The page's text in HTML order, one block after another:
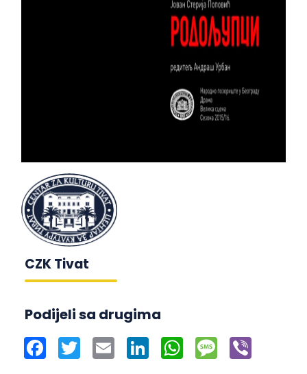
CZK Tivat
Podijeli sa drugima
Facebook
Twitter Email LinkedInWhatsApp
Message